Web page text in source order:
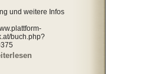
und weitere Infos
buch.php?